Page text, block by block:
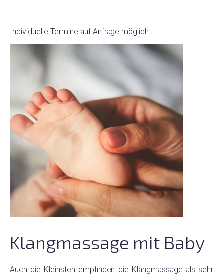
Individuelle Termine auf Anfrage möglich.
Klangmassage mit Baby
Auch die Kleinsten empfinden die Klangmassage als sehr